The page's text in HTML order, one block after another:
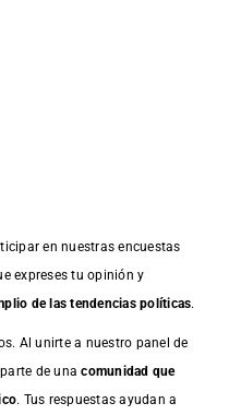
en nuestras encuestas
expreses tu opinión y
de las tendencias políticas.
Al unirte a nuestro panel de
parte de unacomunidad que
. Tus respuestas ayudan a